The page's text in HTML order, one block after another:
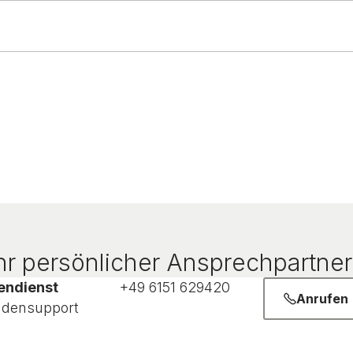
persönlicher
+49 6151 629420
Anrufen